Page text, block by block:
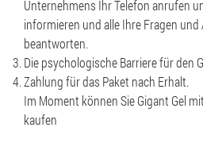
Unternehmens Ihr Telefon anrufen
informieren und alle Ihre Fragen
beantworten.
Die psychologische Barriere für den
Zahlung für das Paket nach Erhalt.
Im Moment können Sie Gigant Gel
kaufen